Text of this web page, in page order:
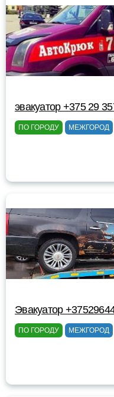
эвакуатор +375 29
ПО ГОРОДУ МЕЖГОРОД
Эвакуатор
ПО ГОРОДУ МЕЖГОРОД